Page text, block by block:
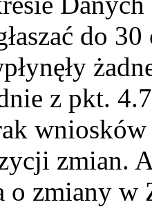
do
z pkt.
zmian.
o zmiany w